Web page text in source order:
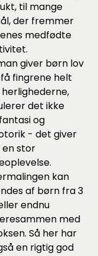
til mange
der fremmer
medfødte
giver børn lov
fingrene helt
herlighederne,
det ikke
og
- det giver
en stor
kan
af børn fra 3
endnu
med
Så her har
en rigtig god